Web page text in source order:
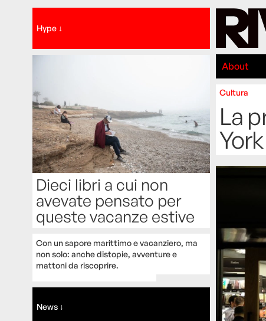
Hype ↓
Dieci libri a cui non
avevate pensato per
queste vacanze estive
Con un sapore marittimo e vacanziero, ma
non solo: anche distopie, avventure e
mattoni da riscoprire.
News ↓
About
Cultura
La
York